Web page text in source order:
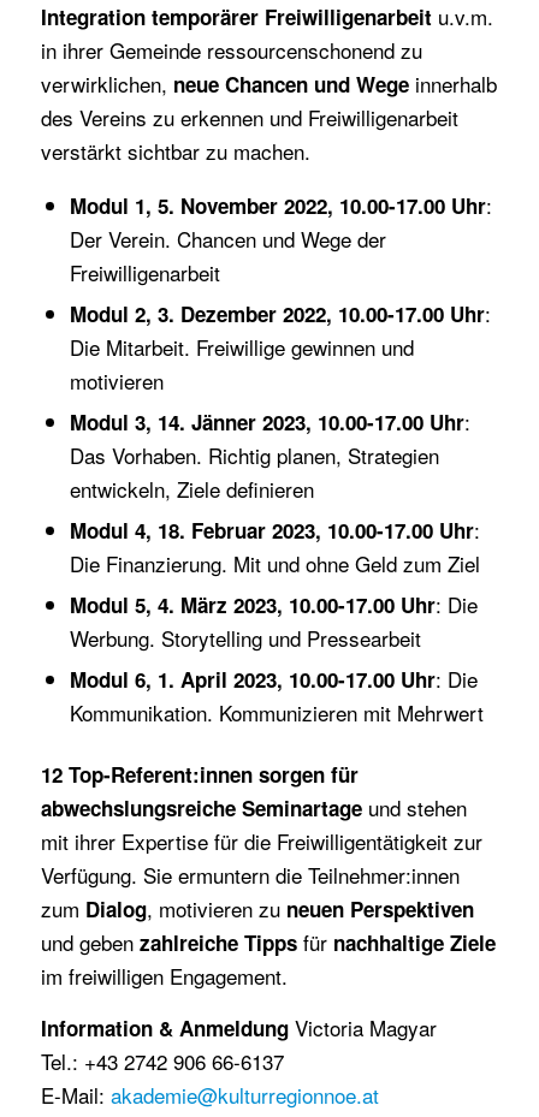
Integration temporärer Freiwilligenarbeitu.v.m.
in ihrer Gemeinde ressourcenschonend zu
verwirklichen, neue Chancen und Wegeinnerhalb
des Vereins zu erkennen und Freiwilligenarbeit
verstärkt sichtbar zu machen.
Modul 1, 5. November 2022, 10.00-17.00 Uhr:
Der Verein. Chancen und Wege der
Freiwilligenarbeit
Modul 2, 3. Dezember 2022, 10.00-17.00 Uhr:
Die Mitarbeit. Freiwillige gewinnen und
motivieren
Modul 3, 14. Jänner 2023, 10.00-17.00 Uhr:
Das Vorhaben. Richtig planen, Strategien
entwickeln, Ziele definieren
Modul 4, 18. Februar 2023, 10.00-17.00 Uhr:
Die Finanzierung. Mit und ohne Geld zum Ziel
Modul 5, 4. März 2023, 10.00-17.00 Uhr: Die
Werbung. Storytelling und Pressearbeit
Modul 6, 1. April 2023, 10.00-17.00 Uhr: Die
Kommunikation. Kommunizieren mit Mehrwert
12 Top-Referent:innen sorgen für
abwechslungsreiche Seminartageund stehen
mit ihrer Expertise für die Freiwilligentätigkeit zur
Verfügung. Sie ermuntern die Teilnehmer:innen
zum Dialog, motivieren zu neuen Perspektiven
und geben zahlreiche Tippsfür nachhaltige Ziele
im freiwilligen Engagement.
Information & AnmeldungVictoria Magyar
Tel.: +43 2742 906 66-6137
E-Mail: akademie@kulturregionnoe.at